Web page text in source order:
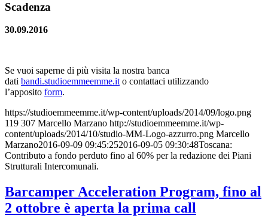
Scadenza
30.09.2016
Se vuoi saperne di più visita la nostra banca
dati bandi.studioemmeemme.it o contattaci utilizzando
l’apposito form.
https://studioemmeemme.it/wp-content/uploads/2014/09/logo.png
119 307 Marcello Marzano http://studioemmeemme.it/wp-
content/uploads/2014/10/studio-MM-Logo-azzurro.png Marcello
Marzano2016-09-09 09:45:252016-09-05 09:30:48Toscana:
Contributo a fondo perduto fino al 60% per la redazione dei Piani
Strutturali Intercomunali.
Barcamper Acceleration Program, fino al
2 ottobre è aperta la prima call